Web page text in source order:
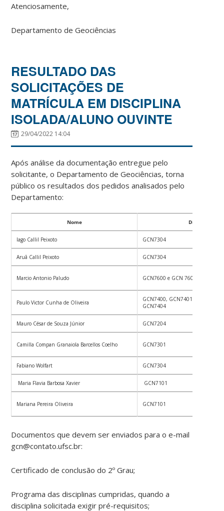
Atenciosamente,
Departamento de Geociências
RESULTADO DAS
SOLICITAÇÕES DE
MATRÍCULA EM DISCIPLINA
ISOLADA/ALUNO OUVINTE
29/04/2022 14:04
Após análise da documentação entregue pelo
solicitante, o Departamento de Geociências, torna
público os resultados dos pedidos analisados pelo
Departamento:
Nome Disciplina
Iago Callil Peixoto GCN7304
Aruã Callil Peixoto GCN7304
Marcio Antonio Paludo GCN7600 e GCN 7602
Paulo Victor Cunha de Oliveira
GCN7400, GCN7401, GCN7402,
GCN7404
Mauro César de Souza Júnior GCN7204
Camilla Compan Granaiola Barcellos Coelho GCN7301
Fabiano Wolfart GCN7304
Maria Flavia Barbosa Xavier GCN7101
Mariana Pereira Oliveira GCN7101
Documentos que devem ser enviados para o e-mail
gcn@contato.ufsc.br:
Certificado de conclusão do 2º Grau;
Programa das disciplinas cumpridas, quando a
disciplina solicitada exigir pré-requisitos;